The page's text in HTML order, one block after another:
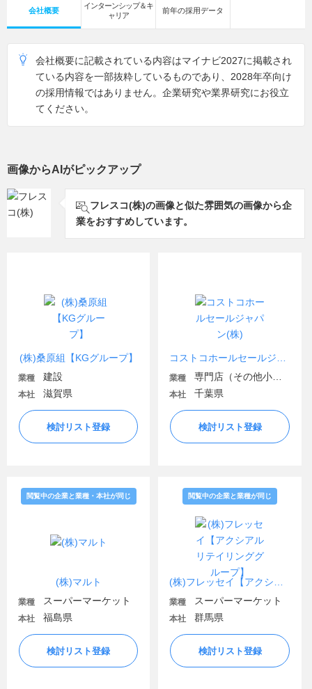
会社概要
インターンシップ＆キ
ャリア
前年の採用データ
会社概要に記載されている内容はマイナビ2027に掲載され
ている内容を一部抜粋しているものであり、2028年卒向け
の採用情報ではありません。企業研究や業界研究にお役立
てください。
画像からAIがピックアップ
フレスコ(株)の画像と似た雰囲気の画像から企
業をおすすめしています。
(株)桑原組【KGグループ】
業種 建設
本社 滋賀県
検討リスト登録
業種
本社 千葉県
検討リスト登録
(株)マルト
閲覧中の企業と業種・本社が同じ
業種 スーパーマーケット
本社 福島県
検討リスト登録
閲覧中の企業と業種が同じ
業種 スーパーマーケット
本社 群馬県
検討リスト登録